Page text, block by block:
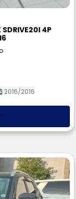
SDRIVE20I 4P
2016/2016